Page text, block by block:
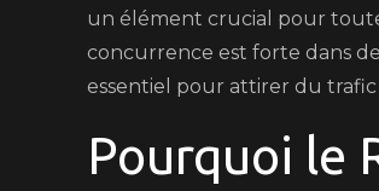
un élément crucial pour
concurrence est forte dans
essentiel pour attirer du
Pourquoi le